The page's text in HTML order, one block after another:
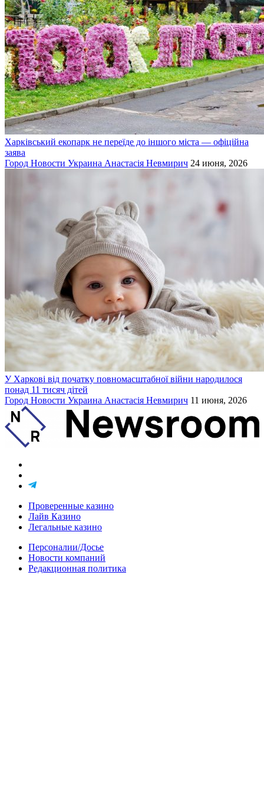
Харківський екопарк не переїде до іншого міста — офіційна
заява
Город Новости Украина Анастасія Невмирич 24 июня, 2026
У Харкові від початку повномасштабної війни народилося
понад 11 тисяч дітей
Город Новости Украина Анастасія Невмирич 11 июня, 2026
Проверенные казино
Лайв Казино
Легальные казино
Персоналии/Досье
Новости компаний
Редакционная политика